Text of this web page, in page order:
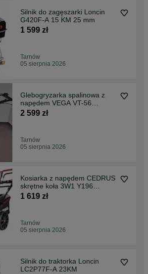
Silnik do zagęszarki Loncin
G420F-A 15 KM 25 mm
1 599 zł
Tarnów
05 sierpnia 2026
Glebogryzarka spalinowa z
napędem VEGA VT-56
LONCIN 7,0KM 50cm 212cm3
2 599 zł
Tarnów
05 sierpnia 2026
Kosiarka z napędem CEDRUS
skrętne koła 3W1 Y196
KS51S-ZT 6,5KM
1 619 zł
Tarnów
05 sierpnia 2026
Silnik do traktorka Loncin
LC2P77F-A 23KM